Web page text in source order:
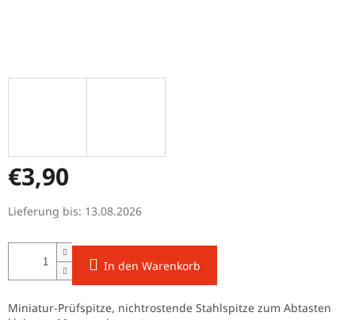
€3,90
Verkaufspreis:
Lieferung bis: 13.08.2026
In den Warenkorb
Miniatur-Prüfspitze, nichtrostende Stahlspitze zum Abtasten